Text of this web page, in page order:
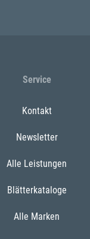
Service
Kontakt
Newsletter
Alle Leistungen
Blätterkataloge
Alle Marken